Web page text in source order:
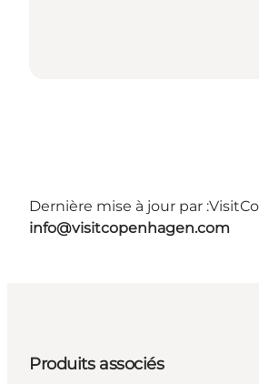
Dernière mise à jour par :
info@visitcopenhagen.com
Produits associés